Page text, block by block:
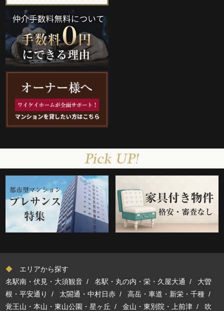
◆ エリアから探す
名駅南・伏見・大須観音 /名駅・丸の内・栄・久屋大通 / 大曽
根・平安通り
/ 太閤通・中村日赤 /高岳・車道・新栄・千種 /
覚王山・本山・東山公園・星ヶ丘 /金山・東別院・上前津 / 吹